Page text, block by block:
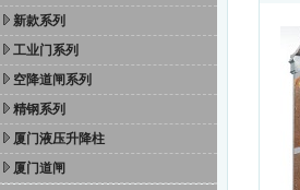
新款系列
工业门系列
空降道闸系列
精钢系列
厦门液压升降柱
厦门道闸